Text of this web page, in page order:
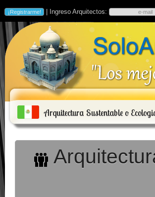
| Ingreso Arquitectos:
Arquitectura Sustentable o